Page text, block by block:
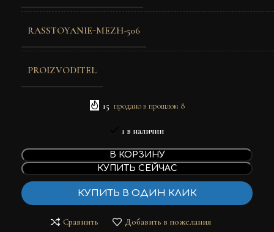
RASSTOYANIE-MEZH-506
PROIZVODITEL
15 продано в прошлом 8
1 в наличии
В КОРЗИНУ
КУПИТЬ СЕЙЧАС
КУПИТЬ В ОДИН КЛИК
Сравнить Добавить в пожелания